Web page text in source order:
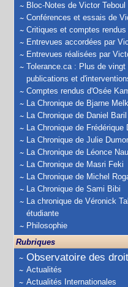
Bloc-Notes de Victor Teboul
Conférences et essais de
Critiques et comptes rendus
Entrevues accordées par
Entrevues réalisées par
Tolerance.ca : Plus de vingt
publications et
Comptes rendus d'Osée
La Chronique de Bjarne
La Chronique de Daniel Baril
La Chronique de Frédérique
La Chronique de Julie
La Chronique de Léonce
La Chronique de Masri Feki
La Chronique de Michel
La Chronique de Sami Bibi
La chronique de Véronick
étudiante
Philosophie
Rubriques
Observatoire des
Actualités
Actualités Internationales